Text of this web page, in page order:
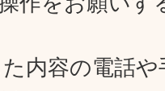
内容の電話